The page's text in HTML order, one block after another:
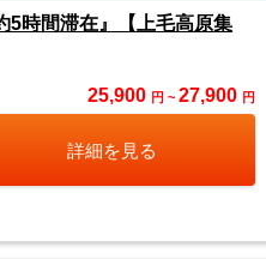
5時間滞在』【上毛高原集
25,900 円 ~ 27,900 円
詳細を見る